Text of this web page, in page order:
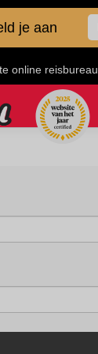
je aan
online reisbureau